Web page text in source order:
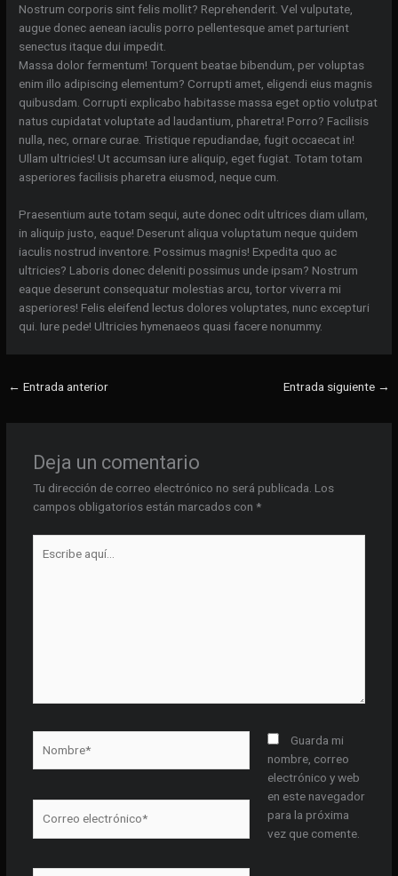
Nostrum corporis sint felis mollit? Reprehenderit. Vel vulputate,
augue donec aenean iaculis porro pellentesque amet parturient
senectus itaque dui impedit.
Massa dolor fermentum! Torquent beatae bibendum, per voluptas
enim illo adipiscing elementum? Corrupti amet, eligendi eius magnis
quibusdam. Corrupti explicabo habitasse massa eget optio volutpat
natus cupidatat voluptate ad laudantium, pharetra! Porro? Facilisis
nulla, nec, ornare curae. Tristique repudiandae, fugit occaecat in!
Ullam ultricies! Ut accumsan iure aliquip, eget fugiat. Totam totam
asperiores facilisis pharetra eiusmod, neque cum.
Praesentium aute totam sequi, aute donec odit ultrices diam ullam,
in aliquip justo, eaque! Deserunt aliqua voluptatum neque quidem
iaculis nostrud inventore. Possimus magnis! Expedita quo ac
ultricies? Laboris donec deleniti possimus unde ipsam? Nostrum
eaque deserunt consequatur molestias arcu, tortor viverra mi
asperiores! Felis eleifend lectus dolores voluptates, nunc excepturi
qui. Iure pede! Ultricies hymenaeos quasi facere nonummy.
← Entrada anterior Entrada siguiente →
Deja un comentario
Tu dirección de correo electrónico no será publicada. Los
campos obligatorios están marcados con *
aquí...
electrónico*
Guarda mi
nombre, correo
electrónico y web
en este navegador
para la próxima
vez que comente.